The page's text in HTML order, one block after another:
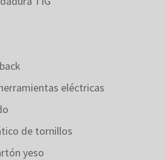
eléctricas
de tornillos
yeso